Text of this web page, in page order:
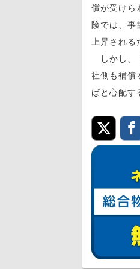
償が受けら
険では、
上昇され
しかし、
社側も補償
ばと心配す